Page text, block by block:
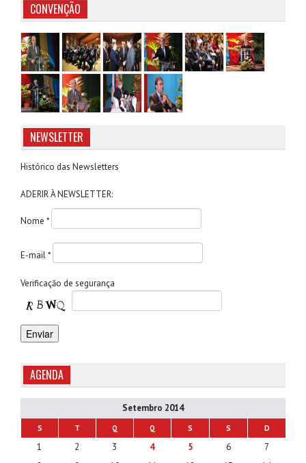
CONVENÇÃO
NEWSLETTER
Histórico das Newsletters
ADERIR À NEWSLETTER:
Nome *
E-mail *
Verificaçăo de segurança
AGENDA
Setembro 2014
S T Q Q S S D
1 2 3 4 5 6
7